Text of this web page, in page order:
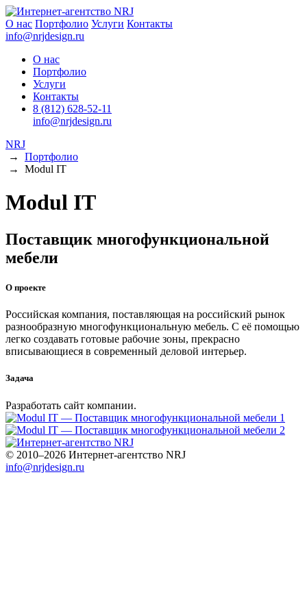
О нас Портфолио Услуги Контакты
info@nrjdesign.ru
О нас
Портфолио
Услуги
Контакты
8 (812) 628-52-11
info@nrjdesign.ru
NRJ
→ Портфолио
→ Modul IT
Modul IT
Поставщик многофункциональной
мебели
О проекте
Российская компания, поставляющая на российский рынок
разнообразную многофункциональную мебель. С её помощью
легко создавать готовые рабочие зоны, прекрасно
вписывающиеся в современный деловой интерьер.
Задача
Разработать сайт компании.
© 2010–2026 Интернет-агентство NRJ
info@nrjdesign.ru